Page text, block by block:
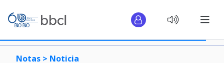
Notas > Noticia